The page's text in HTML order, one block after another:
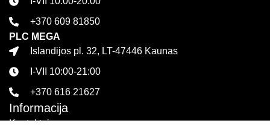
+370 609 81850
PLC MEGA
Islandijos pl. 32, LT-47446 Kaunas
I-VII 10:00-21:00
+370 616 21627
Informacija
Kontaktai